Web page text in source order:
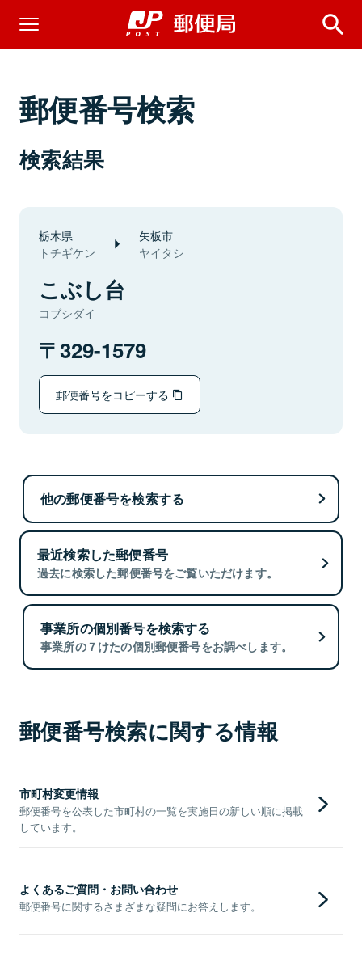
郵便番号検索
検索結果
栃木県
トチギケン
矢板市
ヤイタシ
こぶし台
コブシダイ
329-1579
郵便番号をコピーする
他の郵便番号を検索する
最近検索した郵便番号
過去に検索した郵便番号をご覧いただけます。
事業所の個別番号を検索する
事業所の７けたの個別郵便番号をお調べします。
郵便番号検索に関する情報
市町村変更情報
郵便番号を公表した市町村の一覧を実施日の新しい順に掲載
しています。
よくあるご質問・お問い合わせ
郵便番号に関するさまざまな疑問にお答えします。